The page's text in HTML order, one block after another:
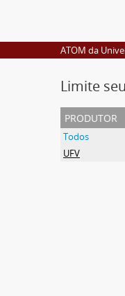
ATOM da
Limite
produtor
Todos
UFV